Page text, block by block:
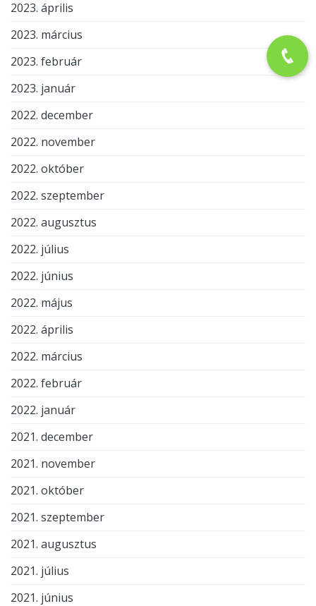
2023. április
2023. március
2023. február
2023. január
2022. december
2022. november
2022. október
2022. szeptember
2022. augusztus
2022. július
2022. június
2022. május
2022. április
2022. március
2022. február
2022. január
2021. december
2021. november
2021. október
2021. szeptember
2021. augusztus
2021. július
2021. június